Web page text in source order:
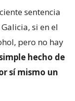
sentencia
si en el
pero no hay
hecho de
sí mismo un